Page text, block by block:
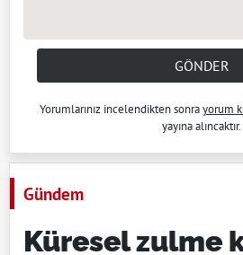
GÖNDER
Yorumlarınız incelendikten sonrayorum
yayına alıncaktır.
Gündem
Küresel zulme